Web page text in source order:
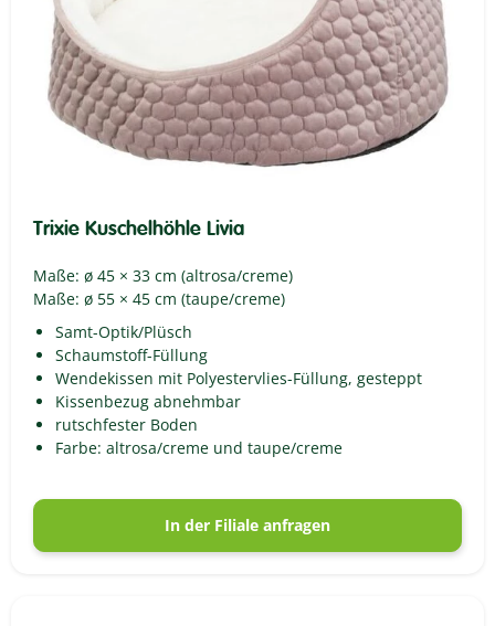
Trixie Kuschelhöhle Livia
Maße: ø 45 × 33 cm (altrosa/creme)
Maße: ø 55 × 45 cm (taupe/creme)
Samt-Optik/Plüsch
Schaumstoff-Füllung
Wendekissen mit Polyestervlies-Füllung, gesteppt
Kissenbezug abnehmbar
rutschfester Boden
Farbe: altrosa/creme und taupe/creme
In der Filiale anfragen